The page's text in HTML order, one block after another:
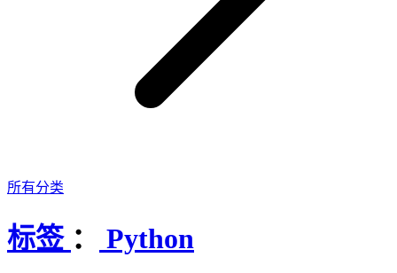
所有分类
标签 ： Python